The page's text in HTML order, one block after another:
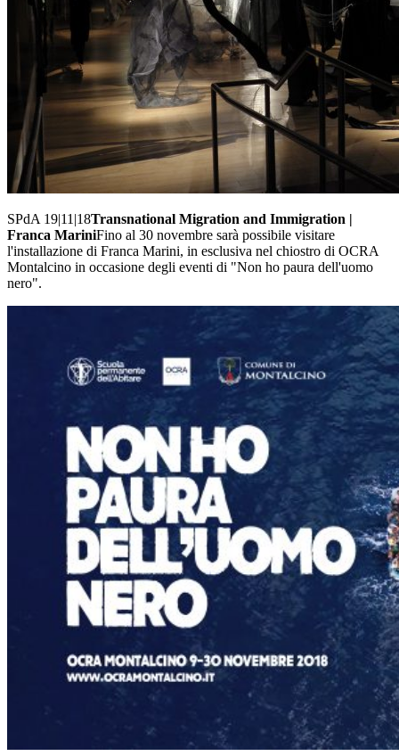
SPdA 19|11|18Transnational Migration and Immigration |
Franca MariniFino al 30 novembre sarà possibile visitare
l'installazione di Franca Marini, in esclusiva nel chiostro di OCRA
Montalcino in occasione degli eventi di "Non ho paura dell'uomo
nero".